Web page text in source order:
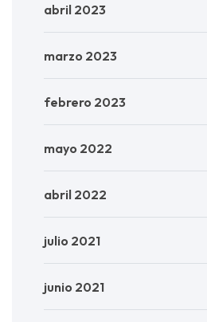
abril 2023
marzo 2023
febrero 2023
mayo 2022
abril 2022
julio 2021
junio 2021